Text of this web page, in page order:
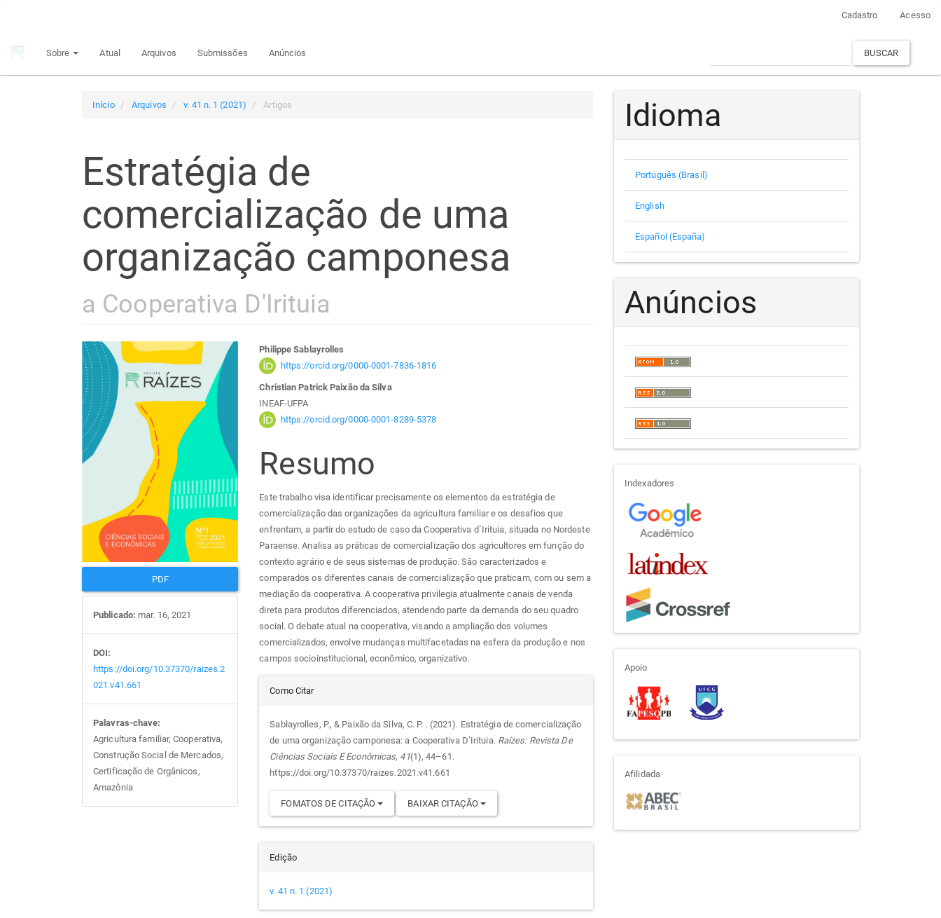
principal
Cadastro Acesso
Sobre Atual Arquivos Submissões Anúncios BUSCAR
Início Arquivos v. 41 n. 1 (2021) Artigos
Estratégia de
comercialização de uma
organização camponesa
a Cooperativa D'Irituia
Barra
lateral
de
artigos
PDF
Publicado: mar. 16, 2021
DOI:
https://doi.org/10.37370/raizes.2
021.v41.661
Palavras-chave:
Agricultura familiar, Cooperativa,
Construção Social de Mercados,
Certificação de Orgânicos,
Amazônia
Conteúdo
do
artigo
principal
Philippe Sablayrolles
https://orcid.org/0000-0001-7836-1816
Christian Patrick Paixão da Silva
INEAF-UFPA
https://orcid.org/0000-0001-8289-5378
Resumo
Este trabalho visa identificar precisamente os elementos da estratégia de
comercialização das organizações da agricultura familiar e os desafios que
enfrentam, a partir do estudo de caso da Cooperativa d´Irituia, situada no Nordeste
Paraense. Analisa as práticas de comercialização dos agricultores em função do
contexto agrário e de seus sistemas de produção. São caracterizados e
comparados os diferentes canais de comercialização que praticam, com ou sem a
mediação da cooperativa. A cooperativa privilegia atualmente canais de venda
direta para produtos diferenciados, atendendo parte da demanda do seu quadro
social. O debate atual na cooperativa, visando a ampliação dos volumes
comercializados, envolve mudanças multifacetadas na esfera da produção e nos
campos socioinstitucional, econômico, organizativo.
Detalhes
do
artigo
Como Citar
Sablayrolles, P., & Paixão da Silva, C. P. . (2021). Estratégia de comercialização
de uma organização camponesa: a Cooperativa D’Irituia. Raízes: Revista De
Ciências Sociais E Econômicas, 41(1), 44–61.
https://doi.org/10.37370/raizes.2021.v41.661
FOMATOS DE CITAÇÃO BAIXAR CITAÇÃO
Edição
v. 41 n. 1 (2021)
Idioma
Português (Brasil)
English
Español (España)
Anúncios
indexadores
Indexadores
apoio
Apoio
afiliada
Afilidada